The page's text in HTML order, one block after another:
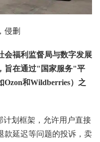
侵删
会福利监督局与数字发展
旨在通过"国家服务"平
Ozon和Wildberries）之
划框架，允许用户直接
款延迟等问题的投诉，卖